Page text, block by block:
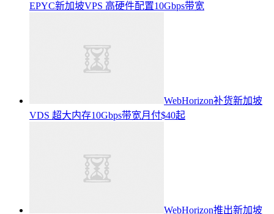
EPYC新加坡VPS 高硬件配置10Gbps带宽
WebHorizon补货新加坡
VDS 超大内存10Gbps带宽月付$40起
WebHorizon推出新加坡